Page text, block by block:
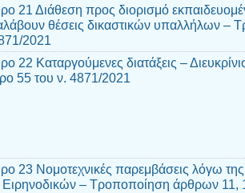
21 Διάθεση προς διορισμό
θέσεις δικαστικών υπαλλήλων
2021
22 Καταργούμενες διατάξεις –
55 του ν. 4871/2021
23 Νομοτεχνικές παρεμβάσεις λόγω
– Τροποποίηση άρθρων 11,